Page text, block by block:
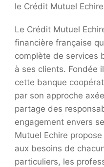
le Crédit Mutuel
Le Crédit Mutuel
financière française
complète de services
à ses clients. Fondée
cette banque
par son approche
partage des
engagement envers
Mutuel Echire
aux besoins de
particuliers, les